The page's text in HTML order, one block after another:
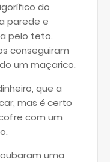
do
parede e
pelo teto.
conseguiram
um maçarico.
que a
mas é certo
com um
uma